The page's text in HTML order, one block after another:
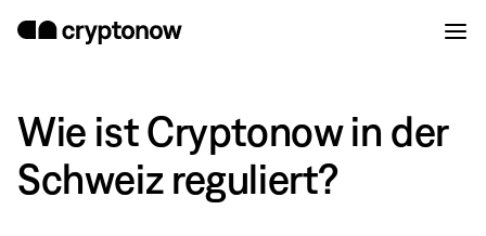
Wie ist Cryptonow in der
Schweiz reguliert?